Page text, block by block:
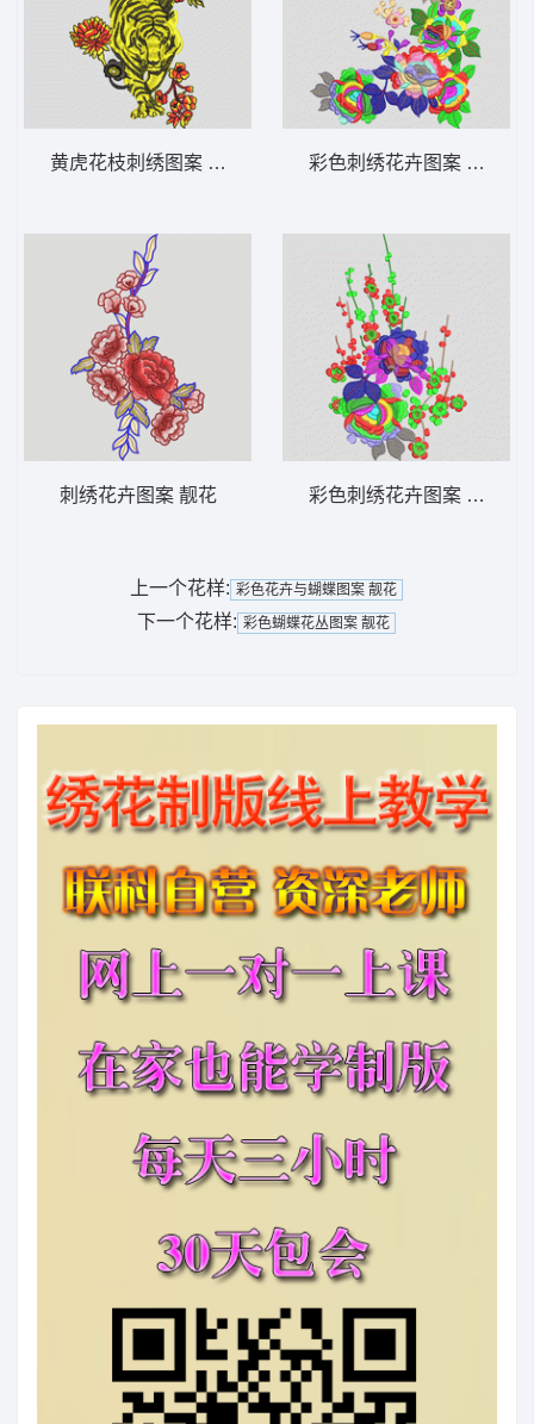
黄虎花枝刺绣图案 老虎
刺绣花卉图案 靓花
彩色刺绣花卉图案 靓花
彩色刺绣花卉图案 靓花
上一个花样: 彩色花卉与蝴蝶图案 靓花
下一个花样: 彩色蝴蝶花丛图案 靓花